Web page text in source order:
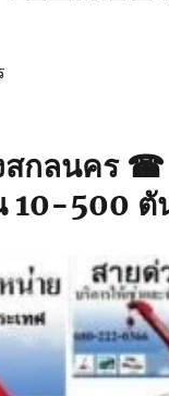
สกลนคร
10-500 ตั